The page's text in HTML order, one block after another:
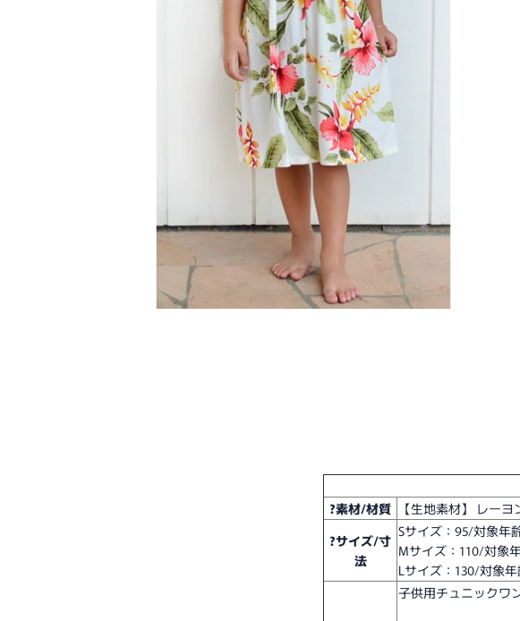
?素材/材質
【生地素材】 レーヨ
?サイズ/寸
法
Sサイズ：95/対象年
Mサイズ：110/対象
Lサイズ：130/対象
子供用チュニックワ